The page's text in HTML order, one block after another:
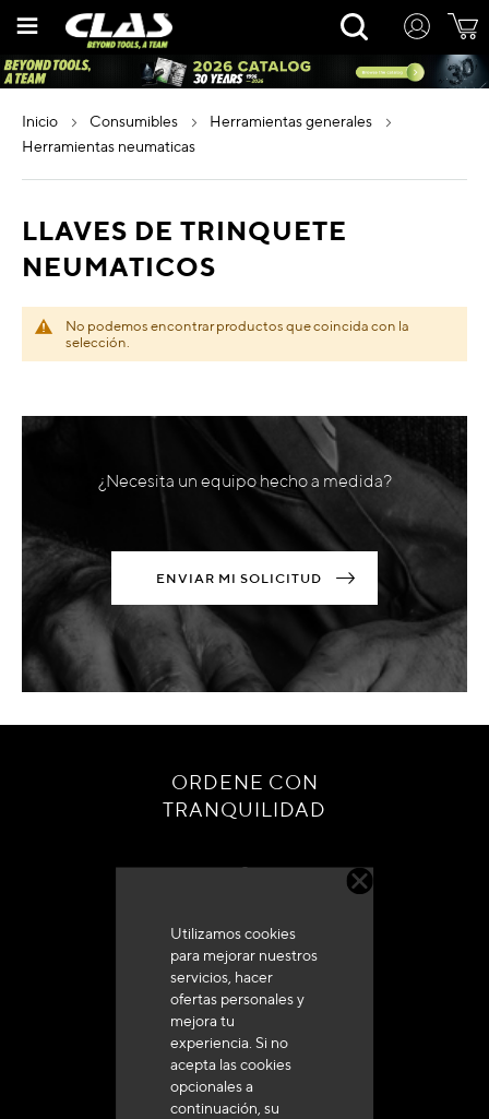
Utilizamos cookies
para mejorar nuestros
servicios, hacer
ofertas personales y
mejora tu
experiencia. Si no
acepta las cookies
opcionales a
continuación, su
Rechercher
inicio consumibles
herramientas generales
herramientas neumaticas
LLAVES DE TRINQUETE
NEUMATICOS
No podemos encontrar productos que coincida con la
selección.
¿Necesita un equipo hecho a medida?
ENVIAR MI SOLICITUD
ORDENE CON
TRANQUILIDAD
Servicio de atención al cliente
+33 (0)4 79 72 62 22 Pulse 1